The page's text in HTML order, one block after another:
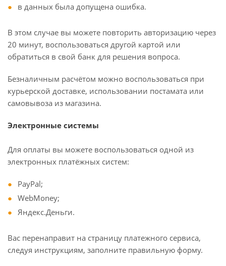
в данных была допущена ошибка.
В этом случае вы можете повторить авторизацию через
20 минут, воспользоваться другой картой или
обратиться в свой банк для решения вопроса.
Безналичным расчётом можно воспользоваться при
курьерской доставке, использовании постамата или
самовывоза из магазина.
Электронные системы
Для оплаты вы можете воспользоваться одной из
электронных платёжных систем:
PayPal;
WebMoney;
Яндекс.Деньги.
Вас перенаправит на страницу платежного сервиса,
следуя инструкциям, заполните правильную форму.